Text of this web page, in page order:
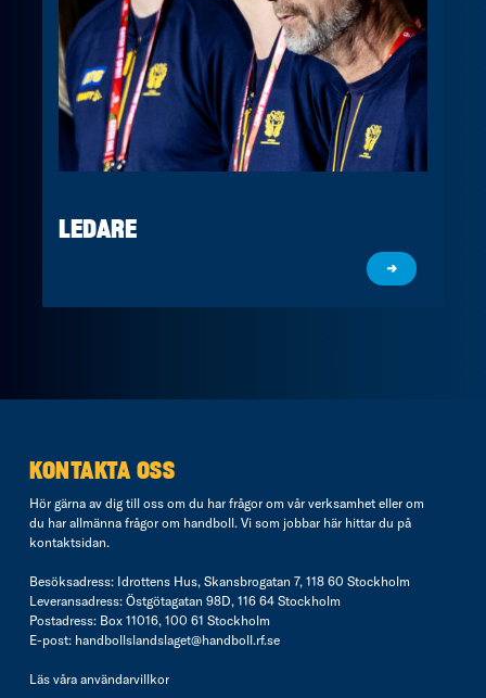
LEDARE
→
KONTAKTA OSS
Hör gärna av dig till oss om du har frågor om vår verksamhet eller om
du har allmänna frågor om handboll. Vi som jobbar här hittar du på
kontaktsidan.
Besöksadress: Idrottens Hus, Skansbrogatan 7, 118 60 Stockholm
Leveransadress: Östgötagatan 98D, 116 64 Stockholm
Postadress: Box 11016, 100 61 Stockholm
E-post: handbollslandslaget@handboll.rf.se
Läs våra användarvillkor